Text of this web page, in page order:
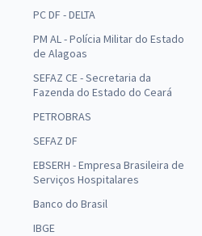
PC DF - DELTA
PM AL - Polícia Militar do Estado
de Alagoas
SEFAZ CE - Secretaria da
Fazenda do Estado do Ceará
PETROBRAS
SEFAZ DF
EBSERH - Empresa Brasileira de
Serviços Hospitalares
Banco do Brasil
IBGE